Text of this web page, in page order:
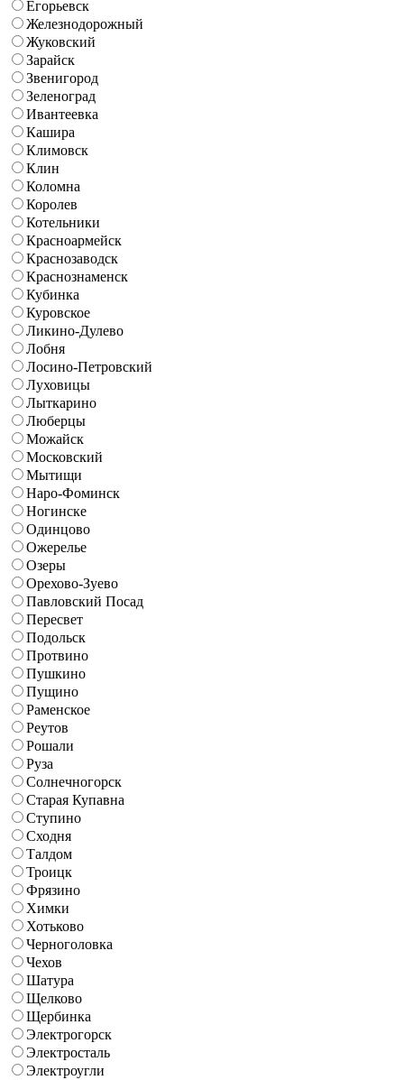
Егорьевск
Железнодорожный
Жуковский
Зарайск
Звенигород
Зеленоград
Ивантеевка
Кашира
Климовск
Клин
Коломна
Королев
Котельники
Красноармейск
Краснозаводск
Краснознаменск
Кубинка
Куровское
Ликино-Дулево
Лобня
Лосино-Петровский
Луховицы
Лыткарино
Люберцы
Можайск
Московский
Мытищи
Наро-Фоминск
Ногинске
Одинцово
Ожерелье
Озеры
Орехово-Зуево
Павловский Посад
Пересвет
Подольск
Протвино
Пушкино
Пущино
Раменское
Реутов
Рошали
Руза
Солнечногорск
Старая Купавна
Ступино
Сходня
Талдом
Троицк
Фрязино
Химки
Хотьково
Черноголовка
Чехов
Шатура
Щелково
Щербинка
Электрогорск
Электросталь
Электроугли